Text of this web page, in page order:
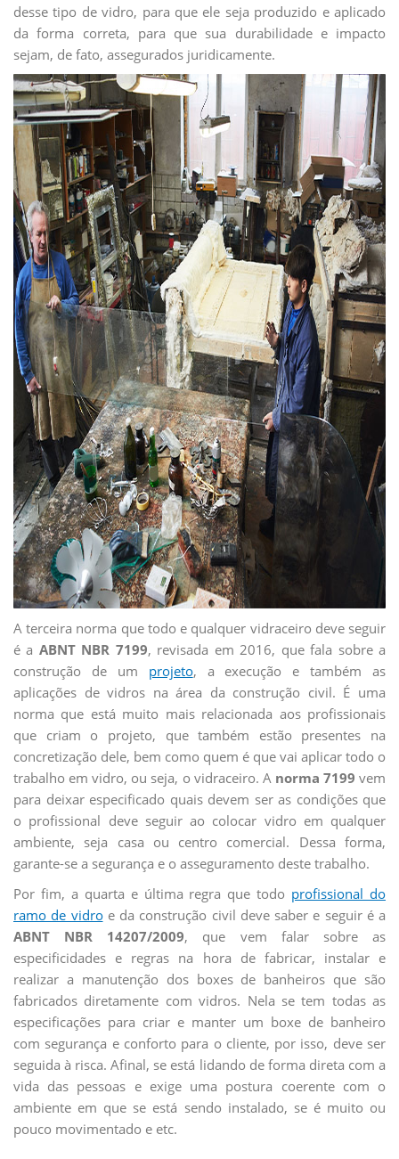
desse tipo de vidro, para que ele seja produzido e aplicado
da forma correta, para que sua durabilidade e impacto
sejam, de fato, assegurados juridicamente.
A terceira norma que todo e qualquer vidraceiro deve seguir
é a ABNT NBR 7199, revisada em 2016, que fala sobre a
construção de um projeto, a execução e também as
aplicações de vidros na área da construção civil. É uma
norma que está muito mais relacionada aos profissionais
que criam o projeto, que também estão presentes na
concretização dele, bem como quem é que vai aplicar todo o
trabalho em vidro, ou seja, o vidraceiro. A norma 7199 vem
para deixar especificado quais devem ser as condições que
o profissional deve seguir ao colocar vidro em qualquer
ambiente, seja casa ou centro comercial. Dessa forma,
garante-se a segurança e o asseguramento deste trabalho.
Por fim, a quarta e última regra que todo profissional do
ramo de vidroe da construção civil deve saber e seguir é a
ABNT NBR 14207/2009, que vem falar sobre as
especificidades e regras na hora de fabricar, instalar e
realizar a manutenção dos boxes de banheiros que são
fabricados diretamente com vidros. Nela se tem todas as
especificações para criar e manter um boxe de banheiro
com segurança e conforto para o cliente, por isso, deve ser
seguida à risca. Afinal, se está lidando de forma direta com a
vida das pessoas e exige uma postura coerente com o
ambiente em que se está sendo instalado, se é muito ou
pouco movimentado e etc.